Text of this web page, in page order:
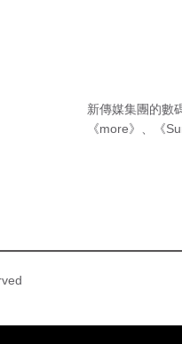
新傳媒集團的數
《more》
《